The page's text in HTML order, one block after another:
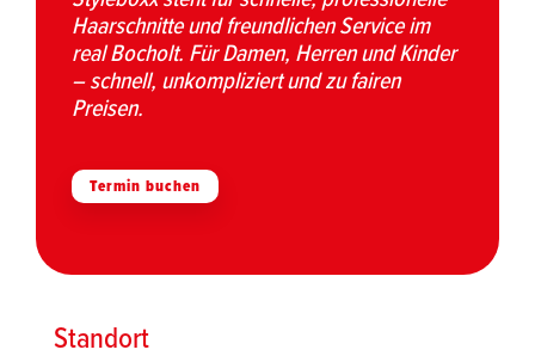
Haarschnitte und freundlichen Service im
real Bocholt. Für Damen, Herren und Kinder
– schnell, unkompliziert und zu fairen
Preisen.
Termin buchen
Standort